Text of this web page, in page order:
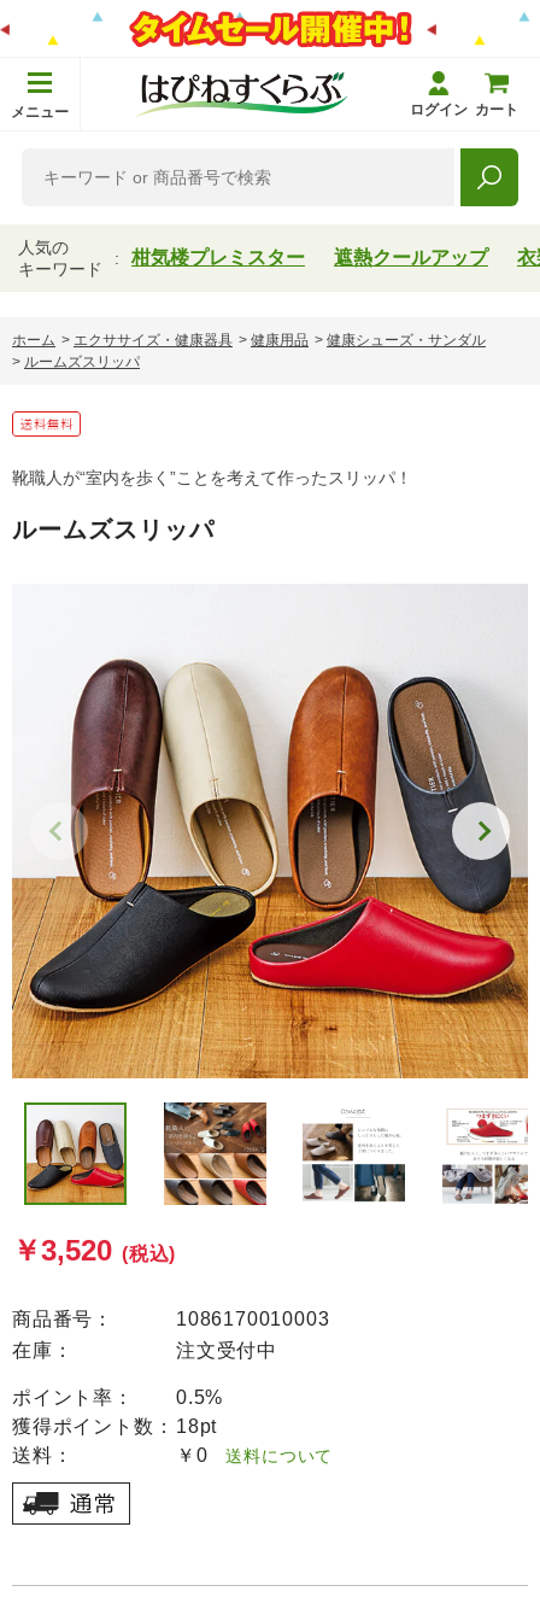
メニュー ログイン カート
人気の
キーワード
柑気楼プレミスター 遮熱クールアップ 衣
ホーム > エクササイズ・健康器具 > 健康用品 > 健康シューズ・サンダル
> ルームズスリッパ
靴職人が“室内を歩く”ことを考えて作ったスリッパ！
ルームズスリッパ
￥3,520 (税込)
商品番号：
1086170010003
在庫：
注文受付中
ポイント率：
0.5%
獲得ポイント数： 18pt
送料：
￥0 送料について